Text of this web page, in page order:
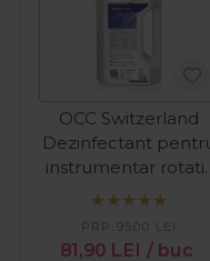
OCC Switzerland
Dezinfectant
instrumentar rotativ
Orolin Burbath
81,90 LEI / buc
PRP:95,00 LEI